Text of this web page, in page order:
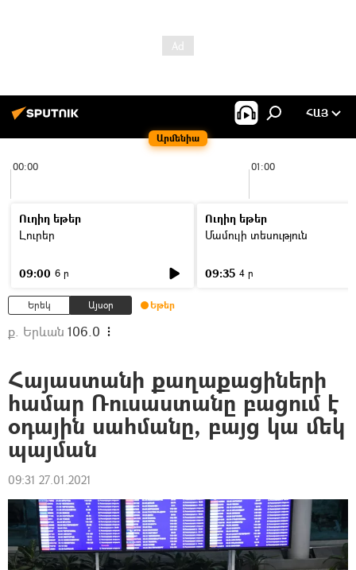
Արմենիա
ՀԱՅ
00:00 01:00
Ուղիղ եթեր
Լուրեր
09:00 6 ր
Ուղիղ եթեր
Մամուլի տեսություն
09:35 4 ր
Երեկ Այսօր Եթեր
ք. Երևան 106.0
Հայաստանի քաղաքացիների
համար Ռուսաստանը բացում է
օդային սահմանը, բայց կա մեկ
պայման
09:31 27.01.2021